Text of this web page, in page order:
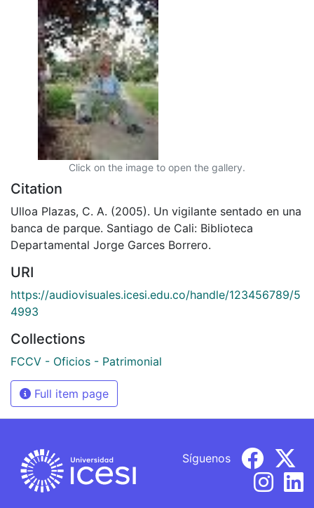
Click on the image to open the gallery.
Citation
Ulloa Plazas, C. A. (2005). Un vigilante sentado en una
banca de parque. Santiago de Cali: Biblioteca
Departamental Jorge Garces Borrero.
URI
https://audiovisuales.icesi.edu.co/handle/123456789/5
4993
Collections
FCCV - Oficios - Patrimonial
Full item page
Síguenos